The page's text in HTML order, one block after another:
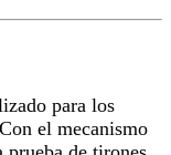
para los
el mecanismo